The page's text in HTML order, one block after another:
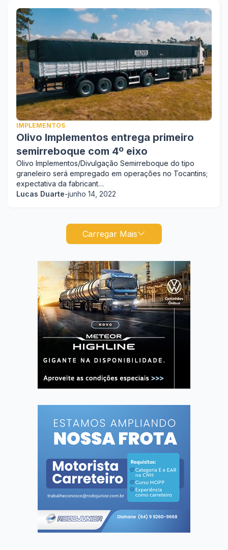
IMPLEMENTOS
Olivo Implementos entrega primeiro
semirreboque com 4º eixo
Olivo Implementos/Divulgação Semirreboque do tipo
graneleiro será empregado em operações no Tocantins;
expectativa da fabricant…
Lucas Duarte-junho 14, 2022
Carregar Mais